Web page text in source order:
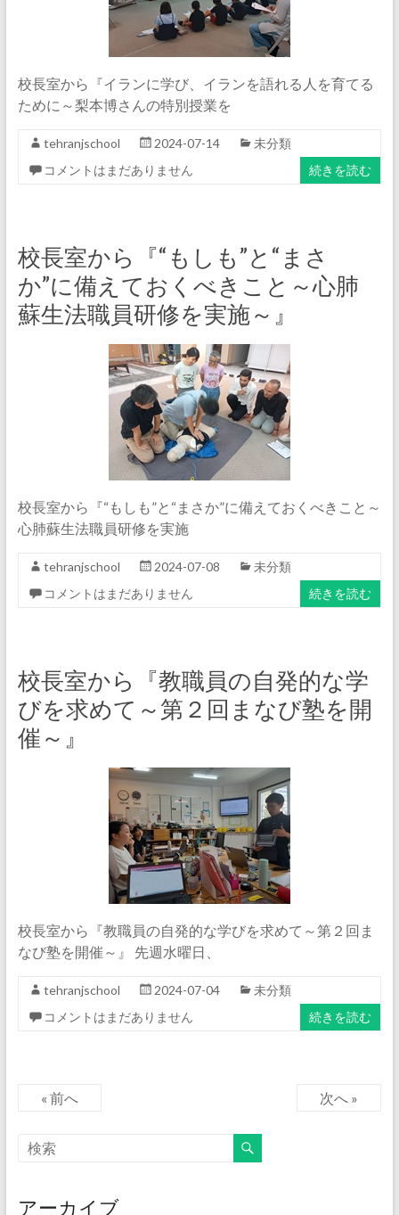
校長室から『イランに学び、イランを語れる人を育てる
ために～梨本博さんの特別授業を
tehranjschool 2024-07-14
未分類
コメントはまだありません
続きを読む
校長室から『“もしも”と“まさ
か”に備えておくべきこと～心肺
蘇生法職員研修を実施～』
校長室から『“もしも”と“まさか”に備えておくべきこと～
心肺蘇生法職員研修を実施
tehranjschool 2024-07-08
未分類
コメントはまだありません
続きを読む
校長室から『教職員の自発的な学
びを求めて～第２回まなび塾を開
催～』
校長室から『教職員の自発的な学びを求めて～第２回ま
なび塾を開催～』 先週水曜日、
tehranjschool 2024-07-04
未分類
コメントはまだありません
続きを読む
« 前へ 次へ »
アーカイブ